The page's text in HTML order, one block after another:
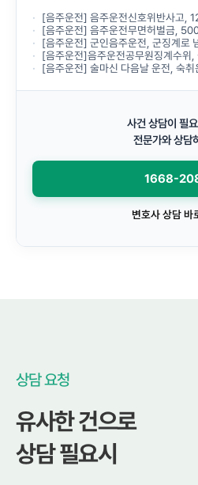
[음주운전] 음주운전신호위반사고, 12대
[음주운전] 음주운전무면허벌금, 500만원
[음주운전] 군인음주운전, 군징계로 넘
[음주운전]음주운전공무원징계수위,
[음주운전] 술마신 다음날 운전, 숙
사건 상담이 필
전문가와 상담
1668-
변호사 상담 바
상담 요청
유사한 건으로
상담 필요시